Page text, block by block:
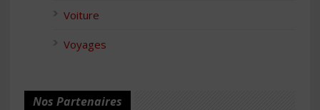
Voiture
Voyages
Nos Partenaires